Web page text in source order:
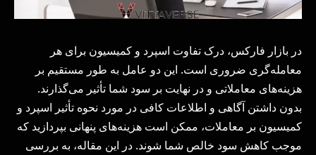
در بازار فارکس، درک تفاوت اسپرد و کمیسیون برای هر
معامله‌گری ضروری است. این دو عامل به طور مستقیم بر
هزینه‌های معاملاتی و در نهایت بر سود شما تأثیر می‌گذارند.
بدون داشتن آگاهی و اطلاعات کافی در مورد نحوه تأثیر اسپرد و
کمیسیون بر معاملات، ممکن است هزینه‌های پنهانی بپردازید که
موجب کاهش سود خالص شما ‌شوند. در این مقاله، به بررسی